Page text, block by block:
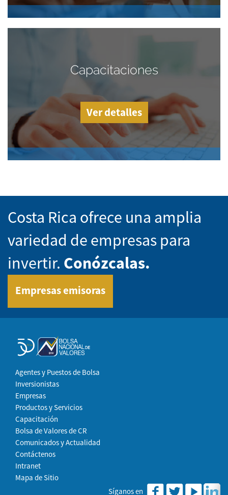
Capacitaciones
Ver detalles
Costa Rica ofrece una amplia
variedad de empresas para
invertir. Conózcalas.
Empresas emisoras
Agentes y Puestos de Bolsa
Inversionistas
Empresas
Productos y Servicios
Capacitación
Bolsa de Valores de CR
Comunicados y Actualidad
Contáctenos
Intranet
Mapa de Sitio
Síganos en